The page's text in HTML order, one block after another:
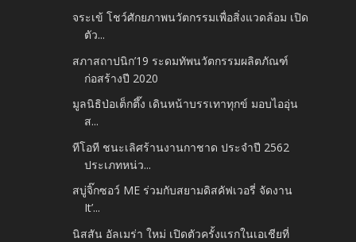
จระเข้ โชว์ศักยภาพนวัตกรรมเพื่อสิ่งแวดล้อม เปิด
ตัว...
สภาสถาปนิก’19 ระดมทัพนวัตกรรมผลิตภัณฑ์
ก่อสร้างปี 2020
มูลนิธิป่อเต็กตึ๊ง เดินหน้าบรรเทาทุกข์ มอบไออุ่น
ส...
ทีโอที ชนะเลิศร้านงานกาชาด ประจำปี 2562
ประเภทหน่ว...
สบู่จิ๊กซอว์ ME ร่วมกับสยามดิสคัฟเวอรี่ จัดงาน
It’...
นิสสัน อัลเมร่า ใหม่ เปิดตัวครั้งแรกในเอเชียที่